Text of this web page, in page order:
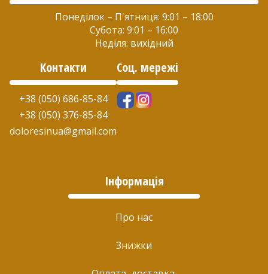
Понеділок – П'ятниця: 9:01 – 18:00
Субота: 9:01 – 16:00
Неділя: вихідний
Контакти
+38 (050) 686-85-84
+38 (050) 376-85-84
doloresinua@gmail.com
Соц. мережі
Інформація
Про нас
Знижки